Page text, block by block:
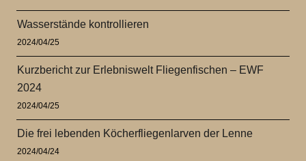
Wasserstände kontrollieren
2024/04/25
Kurzbericht zur Erlebniswelt Fliegenfischen – EWF
2024
2024/04/25
Die frei lebenden Köcherfliegenlarven der Lenne
2024/04/24